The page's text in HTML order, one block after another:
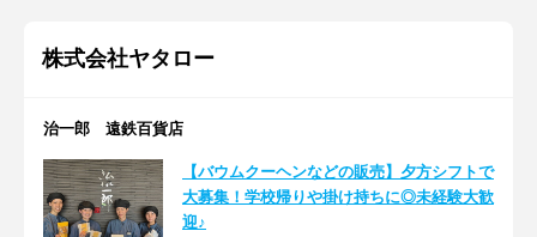
株式会社ヤタロー
治一郎 遠鉄百貨店
【バウムクーヘンなどの販売】夕方シフトで
大募集！学校帰りや掛け持ちに◎未経験大歓
迎♪